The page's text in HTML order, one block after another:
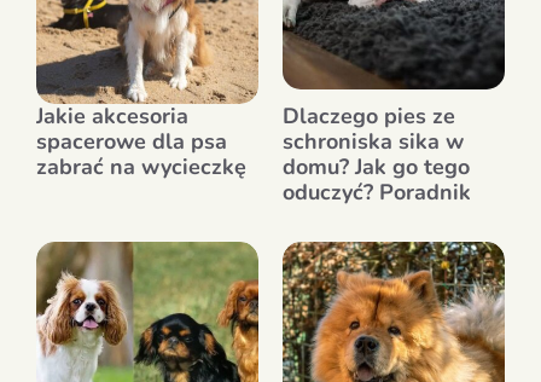
Jakie akcesoria
spacerowe dla psa
zabrać na wycieczkę
Dlaczego pies ze
schroniska sika w
domu? Jak go tego
oduczyć? Poradnik